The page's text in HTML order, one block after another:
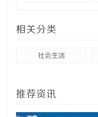
相关分类
社会生活
推荐资讯